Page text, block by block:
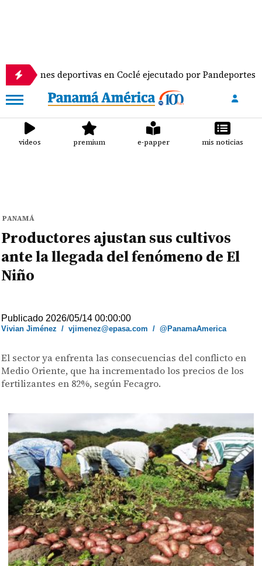
deportivas en Coclé ejecutado por Pandeportes
videos premium e-papper mis noticias
PANAMÁ
Productores ajustan sus cultivos
ante la llegada del fenómeno de El
Niño
Publicado 2026/05/14 00:00:00
Vivian Jiménez /vjimenez@epasa.com /@PanamaAmerica
El sector ya enfrenta las consecuencias del conflicto en
Medio Oriente, que ha incrementado los precios de los
fertilizantes en 82%, según Fecagro.